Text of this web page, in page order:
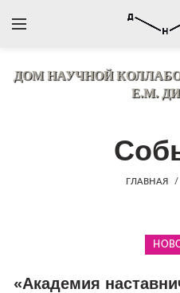
ДОМ НАУЧНОЙ
Е.М.
ГЛАВНАЯ
«Академия